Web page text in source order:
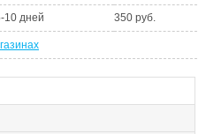
10 дней 350 руб.